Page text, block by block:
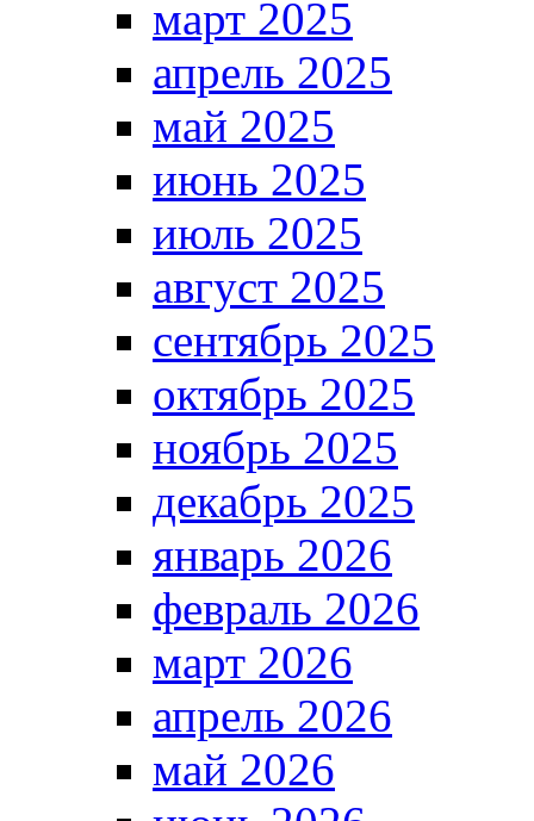
март 2025
апрель 2025
май 2025
июнь 2025
июль 2025
август 2025
сентябрь 2025
октябрь 2025
ноябрь 2025
декабрь 2025
январь 2026
февраль 2026
март 2026
апрель 2026
май 2026